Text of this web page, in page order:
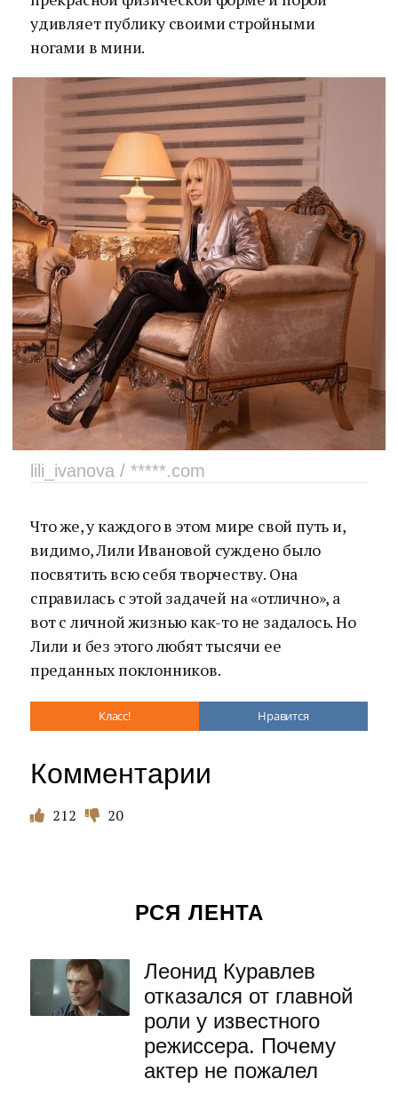
удивляет публику своими стройными
ногами в мини.
lili_ivanova / *****.com
Что же, у каждого в этом мире свой путь и,
видимо, Лили Ивановой суждено было
посвятить всю себя творчеству. Она
справилась с этой задачей на «отлично», а
вот с личной жизнью как-то не задалось. Но
Лили и без этого любят тысячи ее
преданных поклонников.
Класс! Нравится
Комментарии
212 20
РСЯ ЛЕНТА
Леонид Куравлев
отказался от главной
роли у известного
режиссера. Почему
актер не пожалел